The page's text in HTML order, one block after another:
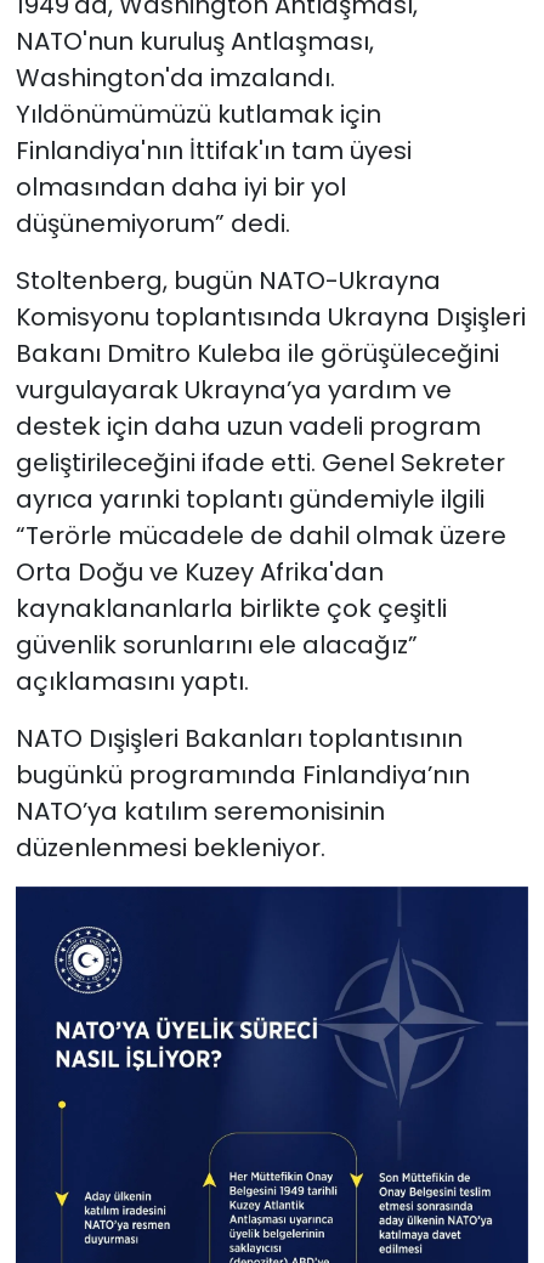
NATO'nun kuruluş Antlaşması,
Washington'da imzalandı.
Yıldönümümüzü kutlamak için
Finlandiya'nın İttifak'ın tam üyesi
olmasından daha iyi bir yol
düşünemiyorum” dedi.
Stoltenberg, bugün NATO-Ukrayna
Komisyonu toplantısında Ukrayna Dışişleri
Bakanı Dmitro Kuleba ile görüşüleceğini
vurgulayarak Ukrayna’ya yardım ve
destek için daha uzun vadeli program
geliştirileceğini ifade etti. Genel Sekreter
ayrıca yarınki toplantı gündemiyle ilgili
“Terörle mücadele de dahil olmak üzere
Orta Doğu ve Kuzey Afrika'dan
kaynaklananlarla birlikte çok çeşitli
güvenlik sorunlarını ele alacağız”
açıklamasını yaptı.
NATO Dışişleri Bakanları toplantısının
bugünkü programında Finlandiya’nın
NATO’ya katılım seremonisinin
düzenlenmesi bekleniyor.